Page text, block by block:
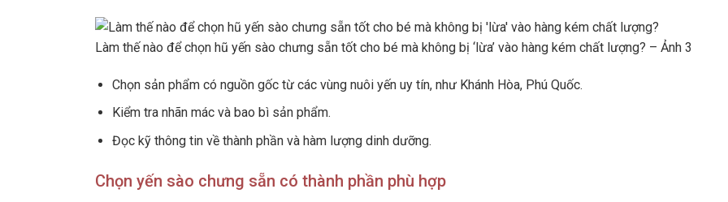
Làm thế nào để chọn hũ yến sào chưng sẵn tốt cho bé mà không bị ‘lừa’ vào hàng kém chất lượng? – Ảnh 3
Chọn sản phẩm có nguồn gốc từ các vùng nuôi yến uy tín, như Khánh Hòa, Phú Quốc.
Kiểm tra nhãn mác và bao bì sản phẩm.
Đọc kỹ thông tin về thành phần và hàm lượng dinh dưỡng.
Chọn yến sào chưng sẵn có thành phần phù hợp